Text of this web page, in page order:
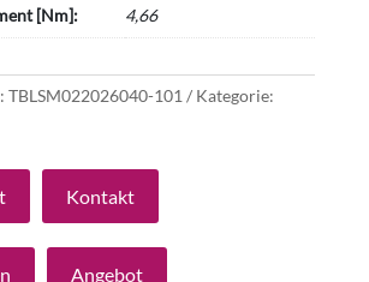
[Nm]: 4,66
TBLSM022026040-101
Kategorie:
Kontakt
Angebot